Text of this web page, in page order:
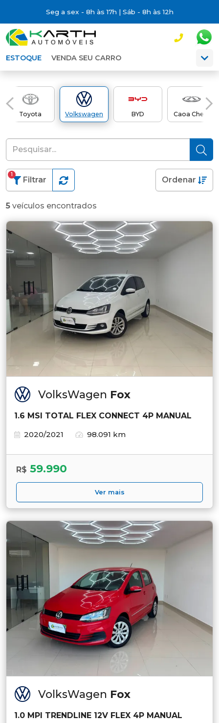
Seg a sex - 8h às 17h | Sáb - 8h às 12h
ESTOQUE VENDA SEU CARRO
Toyota Volkswagen BYD Caoa Chery
Filtrar
1
Ordenar
5 veículos encontrados
VolksWagen Fox
1.6 MSI TOTAL FLEX CONNECT 4P MANUAL
2020/2021
98.091 km
R$ 59.990
Ver mais
VolksWagen Fox
1.0 MPI TRENDLINE 12V FLEX 4P MANUAL